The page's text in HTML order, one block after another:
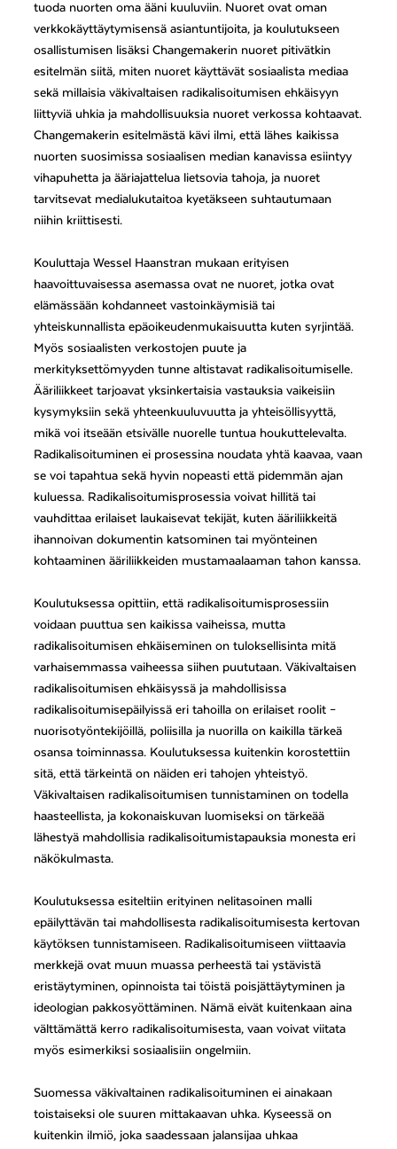
tuoda nuorten oma ääni kuuluviin. Nuoret ovat oman
verkkokäyttäytymisensä asiantuntijoita, ja koulutukseen
osallistumisen lisäksi Changemakerin nuoret pitivätkin
esitelmän siitä, miten nuoret käyttävät sosiaalista mediaa
sekä millaisia väkivaltaisen radikalisoitumisen ehkäisyyn
liittyviä uhkia ja mahdollisuuksia nuoret verkossa kohtaavat.
Changemakerin esitelmästä kävi ilmi, että lähes kaikissa
nuorten suosimissa sosiaalisen median kanavissa esiintyy
vihapuhetta ja ääriajattelua lietsovia tahoja, ja nuoret
tarvitsevat medialukutaitoa kyetäkseen suhtautumaan
niihin kriittisesti.
Kouluttaja Wessel Haanstran mukaan erityisen
haavoittuvaisessa asemassa ovat ne nuoret, jotka ovat
elämässään kohdanneet vastoinkäymisiä tai
yhteiskunnallista epäoikeudenmukaisuutta kuten syrjintää.
Myös sosiaalisten verkostojen puute ja
merkityksettömyyden tunne altistavat radikalisoitumiselle.
Ääriliikkeet tarjoavat yksinkertaisia vastauksia vaikeisiin
kysymyksiin sekä yhteenkuuluvuutta ja yhteisöllisyyttä,
mikä voi itseään etsivälle nuorelle tuntua houkuttelevalta.
Radikalisoituminen ei prosessina noudata yhtä kaavaa, vaan
se voi tapahtua sekä hyvin nopeasti että pidemmän ajan
kuluessa. Radikalisoitumisprosessia voivat hillitä tai
vauhdittaa erilaiset laukaisevat tekijät, kuten ääriliikkeitä
ihannoivan dokumentin katsominen tai myönteinen
kohtaaminen ääriliikkeiden mustamaalaaman tahon kanssa.
Koulutuksessa opittiin, että radikalisoitumisprosessiin
voidaan puuttua sen kaikissa vaiheissa, mutta
radikalisoitumisen ehkäiseminen on tuloksellisinta mitä
varhaisemmassa vaiheessa siihen puututaan. Väkivaltaisen
radikalisoitumisen ehkäisyssä ja mahdollisissa
radikalisoitumisepäilyissä eri tahoilla on erilaiset roolit –
nuorisotyöntekijöillä, poliisilla ja nuorilla on kaikilla tärkeä
osansa toiminnassa. Koulutuksessa kuitenkin korostettiin
sitä, että tärkeintä on näiden eri tahojen yhteistyö.
Väkivaltaisen radikalisoitumisen tunnistaminen on todella
haasteellista, ja kokonaiskuvan luomiseksi on tärkeää
lähestyä mahdollisia radikalisoitumistapauksia monesta eri
näkökulmasta.
Koulutuksessa esiteltiin erityinen nelitasoinen malli
epäilyttävän tai mahdollisesta radikalisoitumisesta kertovan
käytöksen tunnistamiseen. Radikalisoitumiseen viittaavia
merkkejä ovat muun muassa perheestä tai ystävistä
eristäytyminen, opinnoista tai töistä poisjättäytyminen ja
ideologian pakkosyöttäminen. Nämä eivät kuitenkaan aina
välttämättä kerro radikalisoitumisesta, vaan voivat viitata
myös esimerkiksi sosiaalisiin ongelmiin.
Suomessa väkivaltainen radikalisoituminen ei ainakaan
toistaiseksi ole suuren mittakaavan uhka. Kyseessä on
kuitenkin ilmiö, joka saadessaan jalansijaa uhkaa